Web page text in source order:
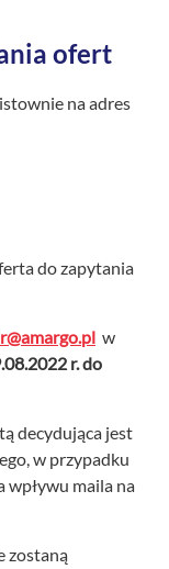
ofert
na adres
do zapytania
w
r. do
decydująca jest
w przypadku
wpływu maila na
zostaną